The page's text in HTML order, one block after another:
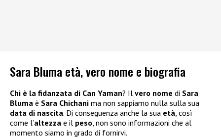
Sara Bluma età, vero nome e biografia
Chi è la fidanzata di Can Yaman? Il vero nome di Sara
Bluma è Sara Chichani ma non sappiamo nulla sulla sua
data di nascita. Di conseguenza anche la sua età, così
come l’altezza e il peso, non sono informazioni che al
momento siamo in grado di fornirvi.